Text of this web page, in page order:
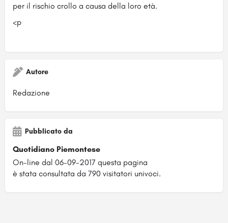
per il rischio crollo a causa della loro età.
<p
Autore
Redazione
Pubblicato da
Quotidiano Piemontese
On-line dal 06-09-2017 questa pagina
è stata consultata da 790 visitatori univoci.